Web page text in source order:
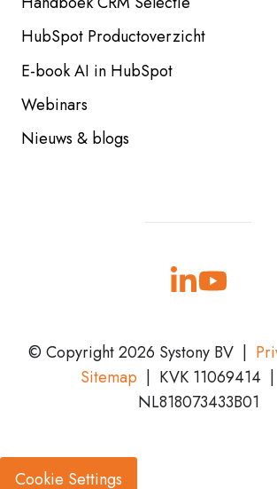
HubSpot Productoverzicht
E-book AI in HubSpot
Webinars
Nieuws & blogs
© Copyright 2026 Systony BV |
Sitemap | KVK 11069414
NL818073433B01
Cookie Settings